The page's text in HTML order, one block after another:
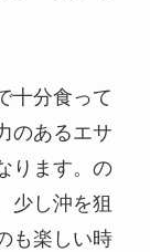
十分食って
のあるエサ
ります。の
少し沖を狙
も楽しい時